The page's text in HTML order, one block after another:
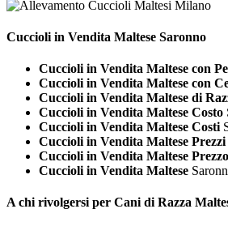
Cuccioli in Vendita Maltese Saronno
Cuccioli in Vendita Maltese con
Cuccioli in Vendita Maltese con
Cuccioli in Vendita Maltese di
Cuccioli in Vendita Maltese Costo
Cuccioli in Vendita Maltese Costi
Cuccioli in Vendita Maltese Prezzi
Cuccioli in Vendita Maltese Prezzo
Cuccioli in Vendita Maltese
A chi rivolgersi per Cani di Razza